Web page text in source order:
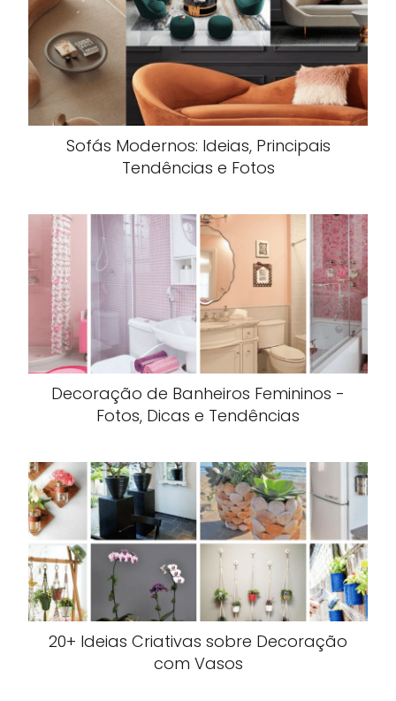
Sofás Modernos: Ideias, Principais
Tendências e Fotos
Decoração de Banheiros Femininos -
Fotos, Dicas e Tendências
20+ Ideias Criativas sobre Decoração
com Vasos